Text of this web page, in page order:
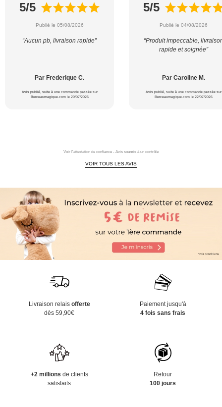
5/5
Publié le 05/08/2026
“Aucun pb, livraison rapide”
Par Frederique C.
Avis publié, suite à une commande passée sur
Berceaumagique.com le 20/07/2026
5/5
Publié le 04/08/2026
“Produit impeccable,
rapide et soignée”
Par Caroline M.
Avis publié, suite à une commande passée sur
Berceaumagique.com le 22/07/2026
Voir l'attestation de confiance - Avis soumis à un contrôle
VOIR TOUS LES AVIS
Livraison relais offerte
dès 59,90€
Paiement jusqu'à
4 fois sans frais
+2 millions de clients
satisfaits
Retour
100 jours